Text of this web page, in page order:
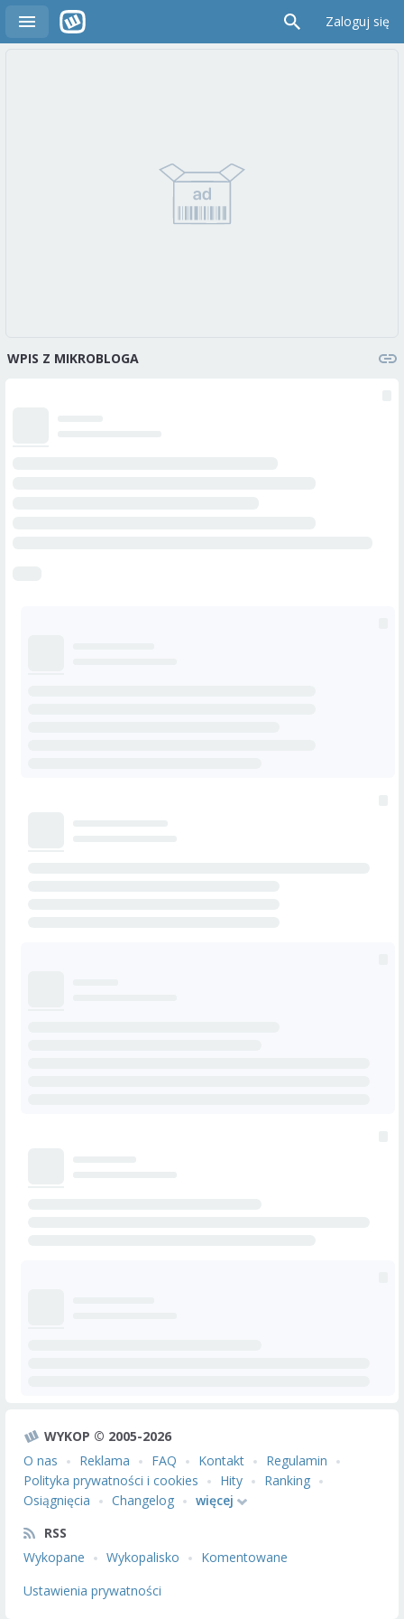
Zaloguj się
WPIS Z MIKROBLOGA
WYKOP © 2005-2026
O nas
Reklama FAQ Kontakt
Regulamin
Polityka prywatności i cookies
Hity
Ranking
Osiągnięcia
Changelog
więcej
RSS
Wykopane
Wykopalisko
Komentowane
Ustawienia prywatności